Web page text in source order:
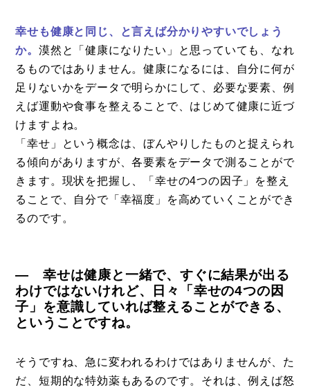
幸せも健康と同じ、と言えば分かりやすいでしょう
か。 漠然と「健康になりたい」と思っていても、なれ
るものではありません。健康になるには、自分に何が
足りないかをデータで明らかにして、必要な要素、例
えば運動や食事を整えることで、はじめて健康に近づ
けますよね。
「幸せ」という概念は、ぼんやりしたものと捉えられ
る傾向がありますが、各要素をデータで測ることがで
きます。現状を把握し、「幸せの4つの因子」を整え
ることで、自分で「幸福度」を高めていくことができ
るのです。
― 幸せは健康と一緒で、すぐに結果が出る
わけではないけれど、日々「幸せの4つの因
子」を意識していれば整えることができる、
ということですね。
そうですね、急に変われるわけではありませんが、た
だ、短期的な特効薬もあるのです。それは、例えば怒